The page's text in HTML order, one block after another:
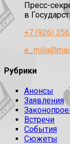
Пресс-
в
+7 (926)
Рубрики
Анонсы
Заявления
Встречи
События
Сюжеты